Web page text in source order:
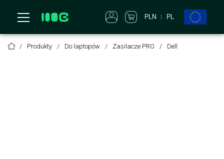
PLN PL
Produkty Do laptopów Zasilacze PRO Dell